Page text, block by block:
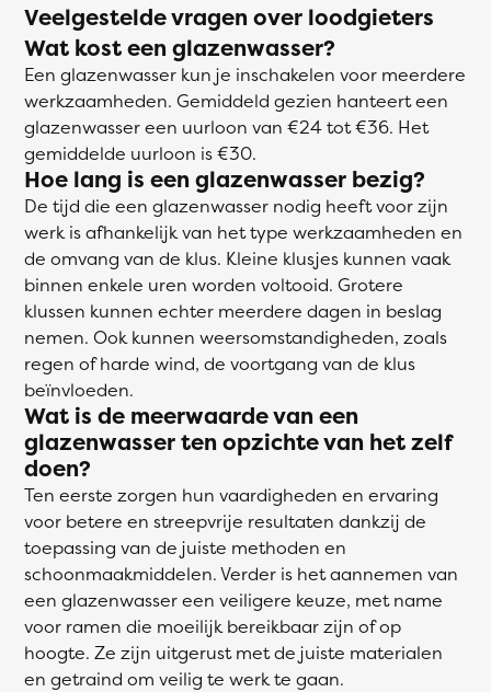
Veelgestelde vragen over loodgieters
Wat kost een glazenwasser?
Een glazenwasser kun je inschakelen voor meerdere
werkzaamheden. Gemiddeld gezien hanteert een
glazenwasser een uurloon van €24 tot €36. Het
gemiddelde uurloon is €30.
Hoe lang is een glazenwasser bezig?
De tijd die een glazenwasser nodig heeft voor zijn
werk is afhankelijk van het type werkzaamheden en
de omvang van de klus. Kleine klusjes kunnen vaak
binnen enkele uren worden voltooid. Grotere
klussen kunnen echter meerdere dagen in beslag
nemen. Ook kunnen weersomstandigheden, zoals
regen of harde wind, de voortgang van de klus
beïnvloeden.
Wat is de meerwaarde van een
glazenwasser ten opzichte van het zelf
doen?
Ten eerste zorgen hun vaardigheden en ervaring
voor betere en streepvrije resultaten dankzij de
toepassing van de juiste methoden en
schoonmaakmiddelen. Verder is het aannemen van
een glazenwasser een veiligere keuze, met name
voor ramen die moeilijk bereikbaar zijn of op
hoogte. Ze zijn uitgerust met de juiste materialen
en getraind om veilig te werk te gaan.